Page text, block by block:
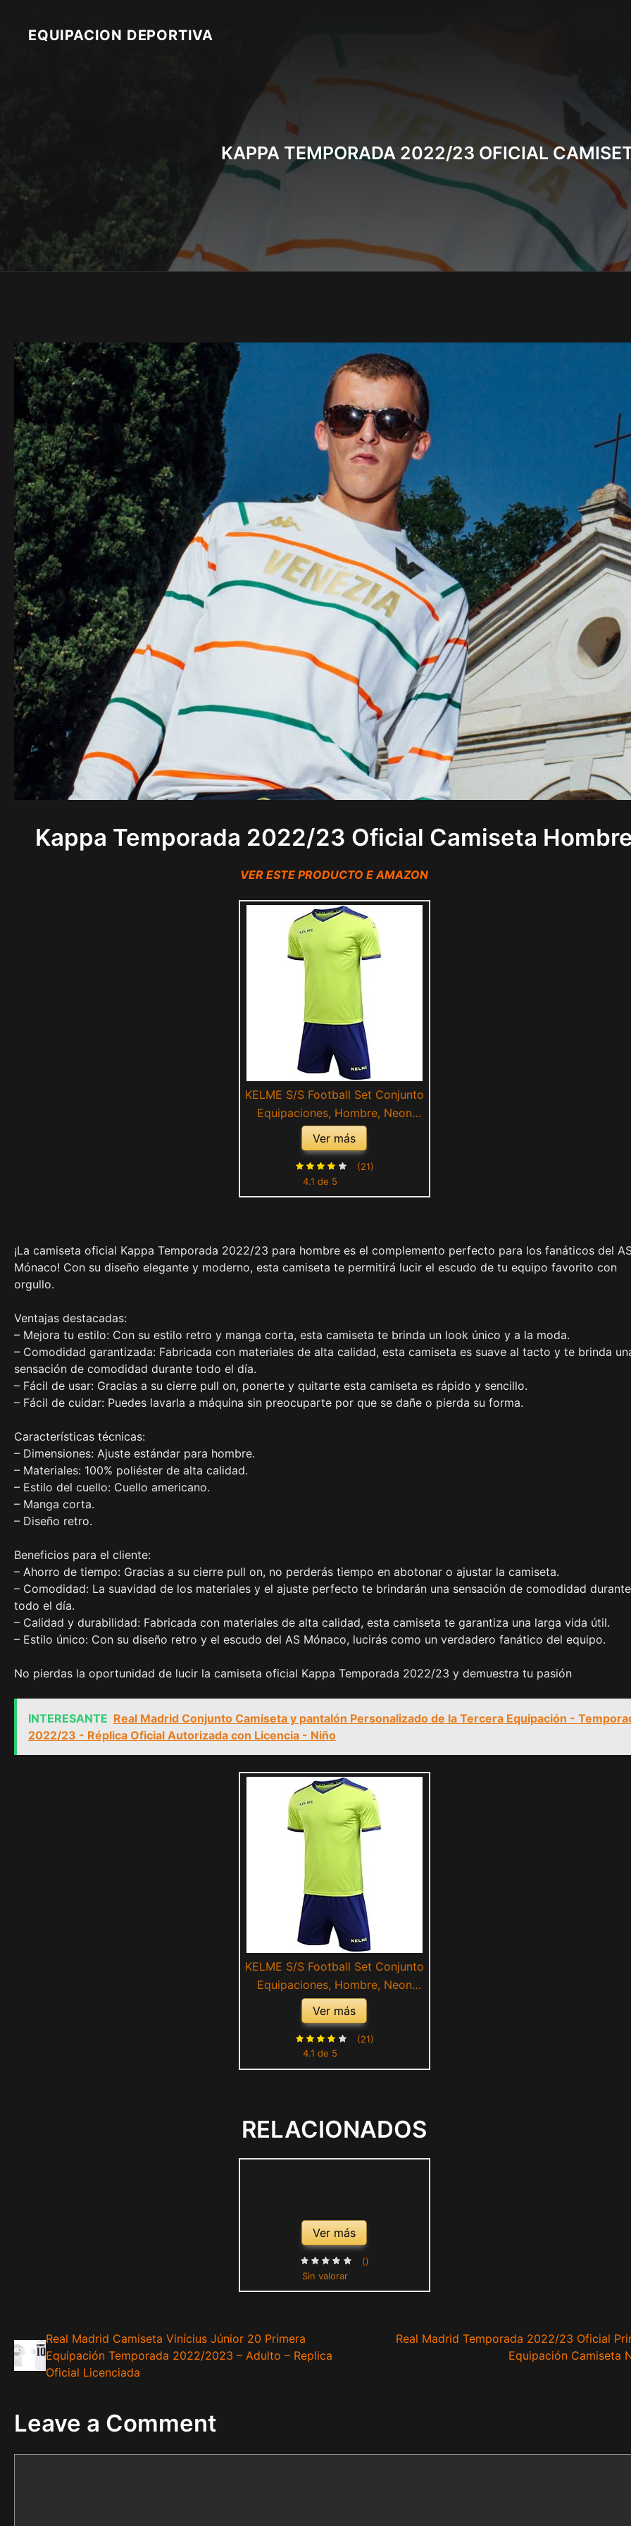
contentEQUIPACION DEPORTIVA
KAPPA TEMPORADA 2022/23 OFICIAL
Kappa Temporada 2022/23 Oficial Camiseta
VER ESTE PRODUCTO E AMAZON
KELME S/S Football Set Conjunto
Equipaciones, Hombre, Neon
Yellow/Royal Blue, S
Ver más
4.1 de 5
(21)
¡La camiseta oficial Kappa Temporada 2022/23 para hombre es el complemento perfecto para los fanáticos del
Mónaco! Con su diseño elegante y moderno, esta camiseta te permitirá lucir el escudo de tu equipo favorito con
orgullo.
Ventajas destacadas:
– Mejora tu estilo: Con su estilo retro y manga corta, esta camiseta te brinda un look único y a la moda.
– Comodidad garantizada: Fabricada con materiales de alta calidad, esta camiseta es suave al tacto y te brinda
sensación de comodidad durante todo el día.
– Fácil de usar: Gracias a su cierre pull on, ponerte y quitarte esta camiseta es rápido y sencillo.
– Fácil de cuidar: Puedes lavarla a máquina sin preocuparte por que se dañe o pierda su forma.
Características técnicas:
– Dimensiones: Ajuste estándar para hombre.
– Materiales: 100% poliéster de alta calidad.
– Estilo del cuello: Cuello americano.
– Manga corta.
– Diseño retro.
Beneficios para el cliente:
– Ahorro de tiempo: Gracias a su cierre pull on, no perderás tiempo en abotonar o ajustar la camiseta.
– Comodidad: La suavidad de los materiales y el ajuste perfecto te brindarán una sensación de comodidad durante
todo el día.
– Calidad y durabilidad: Fabricada con materiales de alta calidad, esta camiseta te garantiza una larga vida útil.
– Estilo único: Con su diseño retro y el escudo del AS Mónaco, lucirás como un verdadero fanático del equipo.
No pierdas la oportunidad de lucir la camiseta oficial Kappa Temporada 2022/23 y demuestra tu pasión
INTERESANTE Real Madrid Conjunto Camiseta y pantalón Personalizado de la Tercera Equipación -
2022/23 - Réplica Oficial Autorizada con Licencia - Niño
KELME S/S Football Set Conjunto
Equipaciones, Hombre, Neon
Yellow/Royal Blue, S
Ver más
4.1 de 5
(21)
RELACIONADOS
Ver más
Sin valorar
()
Real Madrid Camiseta Vinícius Júnior 20 Primera
Equipación Temporada 2022/2023 – Adulto – Replica
Oficial Licenciada
Real Madrid Temporada 2022/23 Oficial
Equipación Camiseta
Leave a Comment